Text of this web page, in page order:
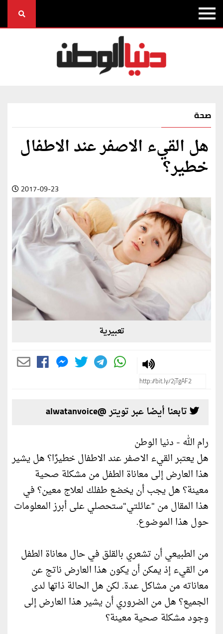
صحة
هل القيء الاصفر عند الاطفال
خطير؟
2017-09-23
تعبيرية
تابعنا أيضا عبر تويتر @alwatanvoice
رام الله - دنيا الوطن
هل يعتبر القيء الاصفر عند الاطفال خطيرًا؟ هل يشير
هذا العارض إلى معاناة الطفل من مشكلة صحية
معينة؟ هل يجب أن يخضع طفلك لعلاج معين؟ في
هذا المقال من "عائلتي"ستحصلي على أبرز المعلومات
حول هذا الموضوع.
من الطبيعي أن تشعري بالقلق في حال معاناة الطفل
من القيء إذ يمكن أن يكون هذا العارض ناتج عن
معاناته من مشاكل عدة. لكن هل الحالة ذاتها لدى
الجميع؟ هل من الضروري أن يشير هذا العارض إلى
وجود مشكلة صحية معينة؟